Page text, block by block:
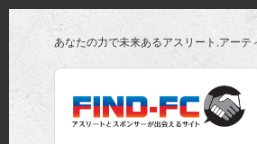
あなたの力で未来あるアスリート,アーテ